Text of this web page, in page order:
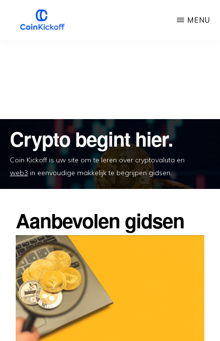
Overslaan
MENU
Crypto begint hier.
Coin Kickoff is uw site om te leren over cryptovaluta en
web3 in eenvoudige makkelijk te begrijpen gidsen.
Aanbevolen gidsen